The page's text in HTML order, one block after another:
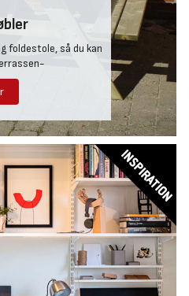
foldestole, så du kan